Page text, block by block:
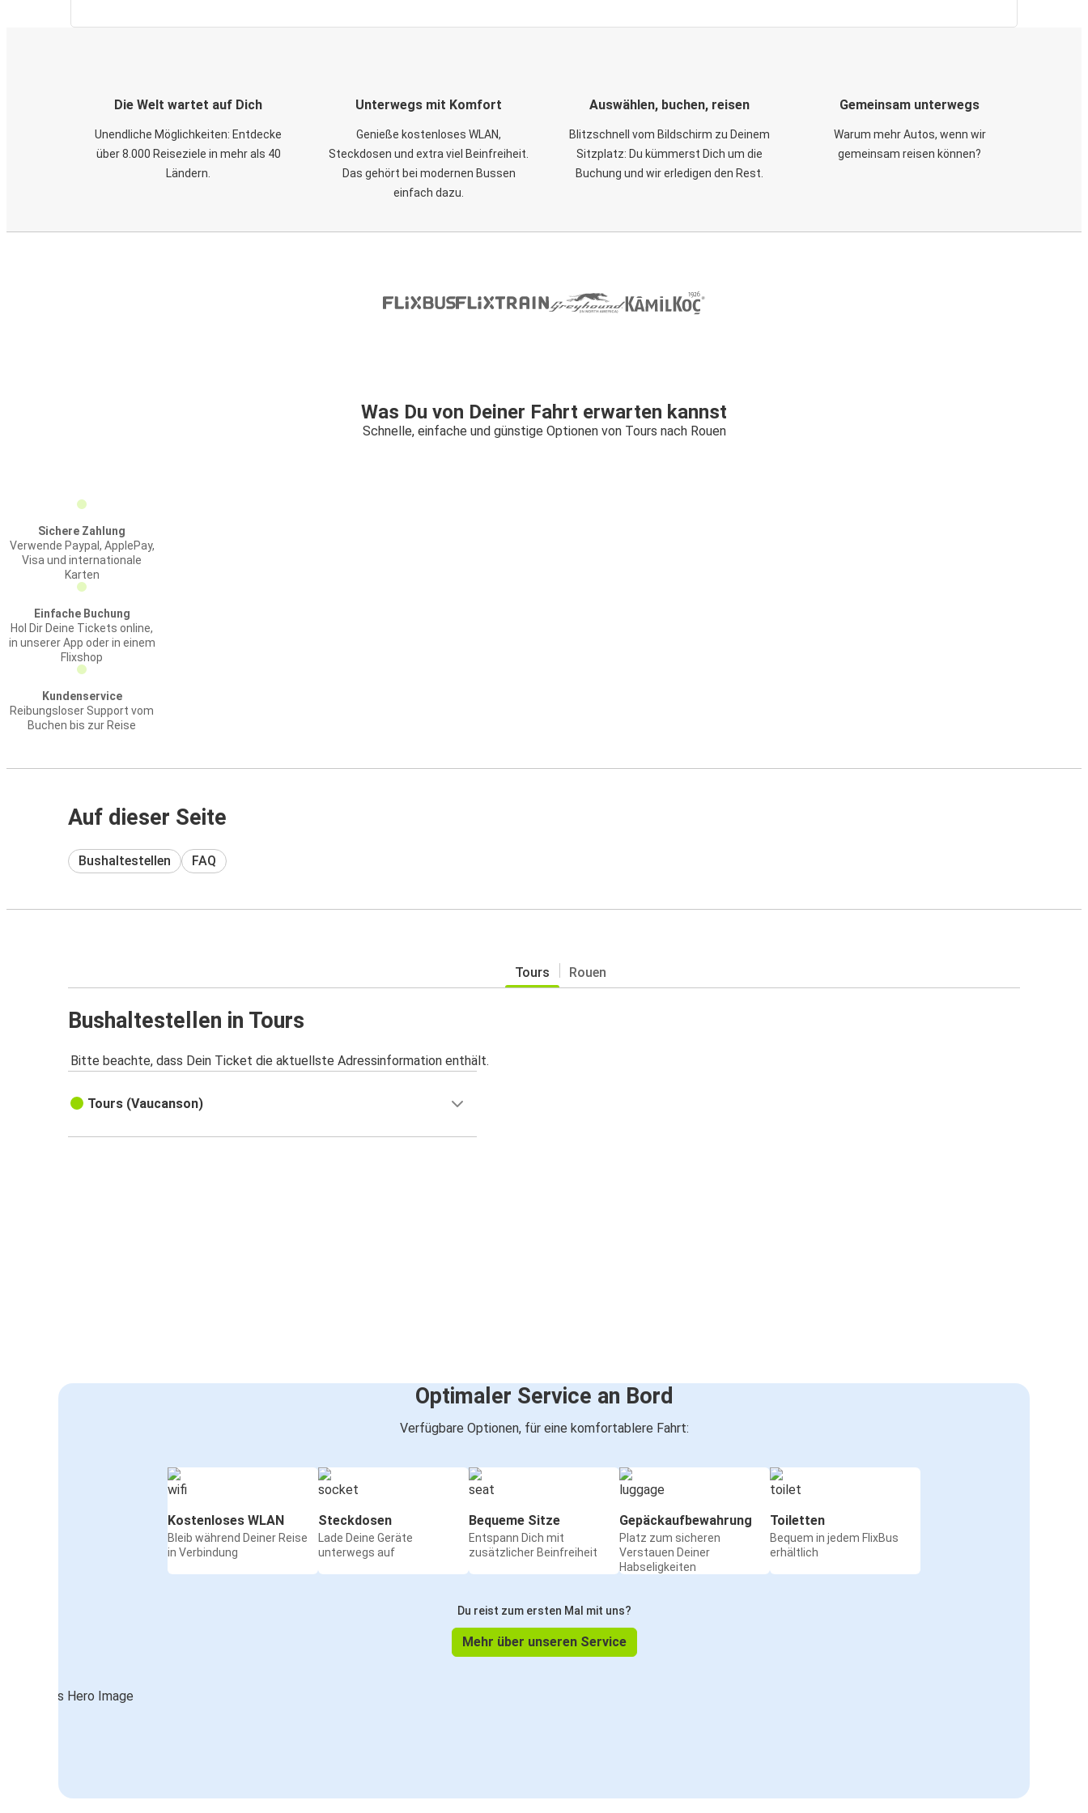
Die Welt wartet auf Dich
Unendliche Möglichkeiten: Entdecke
über 8.000 Reiseziele in mehr als 40
Ländern.
Unterwegs mit Komfort
Genieße kostenloses WLAN,
Steckdosen und extra viel Beinfreiheit.
Das gehört bei modernen Bussen
einfach dazu.
Auswählen, buchen, reisen
Blitzschnell vom Bildschirm zu Deinem
Sitzplatz: Du kümmerst Dich um die
Buchung und wir erledigen den Rest.
Gemeinsam unterwegs
Warum mehr Autos, wenn wir
gemeinsam reisen können?
Was Du von Deiner Fahrt erwarten kannst
Schnelle, einfache und günstige Optionen von Tours nach Rouen
Sichere Zahlung
Verwende Paypal, ApplePay,
Visa und internationale
Karten
Einfache Buchung
Hol Dir Deine Tickets online,
in unserer App oder in einem
Flixshop
Kundenservice
Reibungsloser Support vom
Buchen bis zur Reise
Auf dieser Seite
Bushaltestellen FAQ
Tours Rouen
Bushaltestellen in Tours
Bitte beachte, dass Dein Ticket die aktuellste Adressinformation enthält.
Tours (Vaucanson)
Optimaler Service an Bord
Verfügbare Optionen, für eine komfortablere Fahrt:
Kostenloses WLAN
Bleib während Deiner Reise
in Verbindung
Steckdosen
Lade Deine Geräte
unterwegs auf
Bequeme Sitze
Entspann Dich mit
zusätzlicher Beinfreiheit
Gepäckaufbewahrung
Platz zum sicheren
Verstauen Deiner
Habseligkeiten
Toiletten
Bequem in jedem FlixBus
erhältlich
Du reist zum ersten Mal mit uns?
Mehr über unseren Service